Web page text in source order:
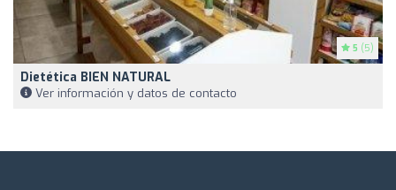
5 (5)
Dietética BIEN NATURAL
Ver información y datos de contacto